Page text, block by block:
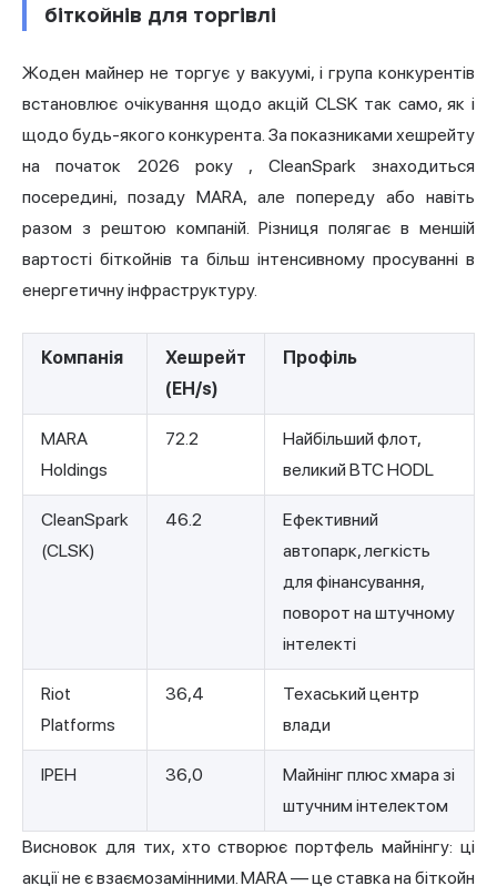
біткойнів для торгівлі
Жоден майнер не торгує у вакуумі, і група конкурентів
встановлює очікування щодо акцій CLSK так само, як і
щодо будь-якого конкурента. За показниками хешрейту
на початок 2026 року , CleanSpark знаходиться
посередині, позаду MARA, але попереду або навіть
разом з рештою компаній. Різниця полягає в меншій
вартості біткойнів та більш інтенсивному просуванні в
енергетичну інфраструктуру.
Компанія
Хешрейт
(EH/s)
Профіль
MARA
Holdings
72.2
Найбільший флот,
великий BTC HODL
CleanSpark
(CLSK)
46.2
Ефективний
автопарк, легкість
для фінансування,
поворот на штучному
інтелекті
Riot
Platforms
36,4
Техаський центр
влади
ІРЕН 36,0
Майнінг плюс хмара зі
штучним інтелектом
Висновок для тих, хто створює портфель майнінгу: ці
акції не є взаємозамінними. MARA — це ставка на біткойн